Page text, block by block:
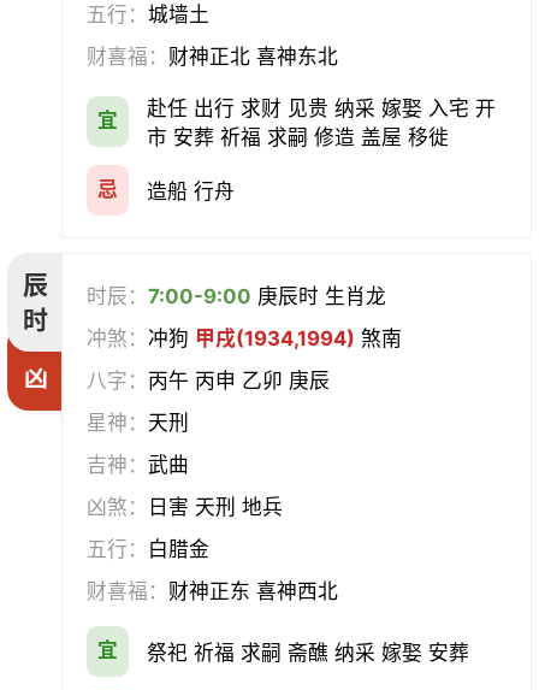
五行：城墙土
财喜福： 财神正北 喜神东北
宜
赴任 出行 求财 见贵 纳采 嫁娶 入宅 开
市 安葬 祈福 求嗣 修造 盖屋 移徙
忌 造船 行舟
辰
时
凶
时辰：7:00-9:00 庚辰时 生肖龙
冲煞：冲狗 甲戌(1934,1994) 煞南
八字： 丙午 丙申 乙卯 庚辰
星神： 天刑
吉神：武曲
凶煞：
日害 天刑 地兵
五行： 白腊金
财喜福： 财神正东 喜神西北
宜 祭祀 祈福 求嗣 斋醮 纳采 嫁娶 安葬